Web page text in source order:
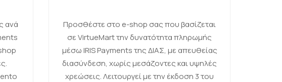
ανά
Προσθέστε στο e-shop σας που βασίζεται
σε VirtueMart την δυνατότητα πληρωμής
μέσω IRIS Payments της ΔΙΑΣ, με απευθείας
διασύνδεση, χωρίς μεσάζοντες και υψηλές
χρεώσεις. Λειτουργεί με την έκδοση 3 του